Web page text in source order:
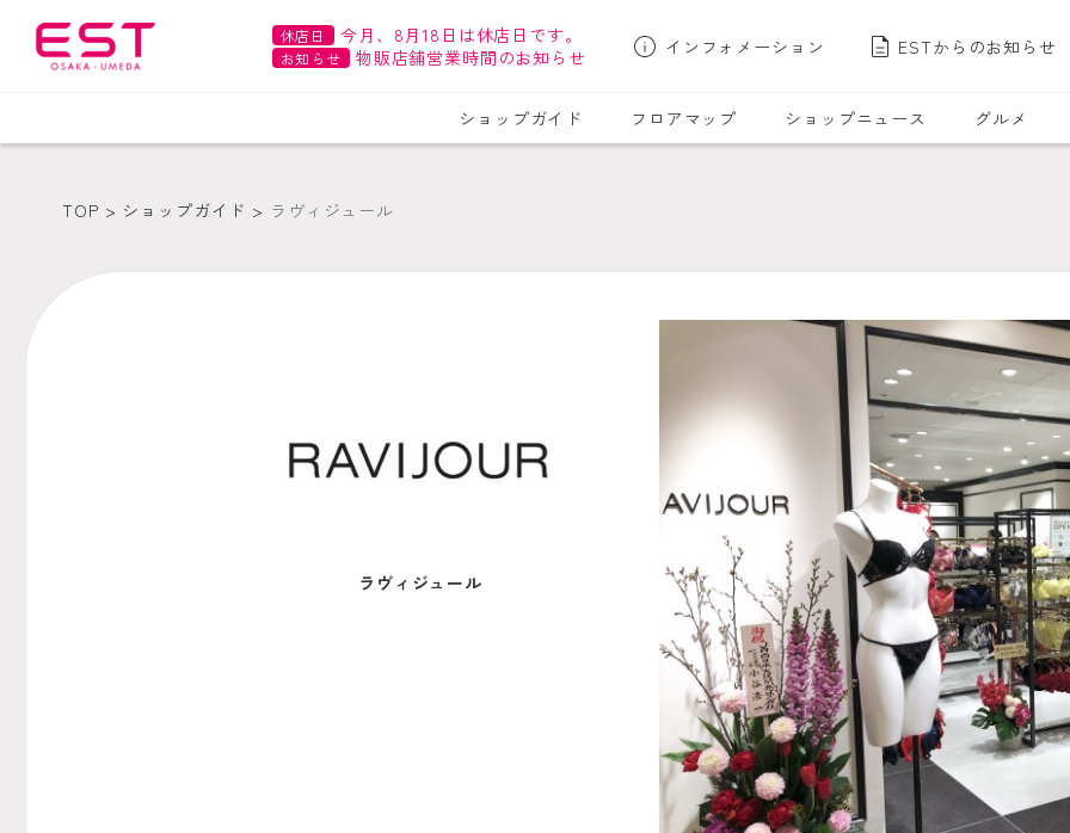
休店日 今月、8月18日は休店日です。
お知らせ 物販店舗営業時間のお知らせ インフォメーション ESTからのお知らせ
ショップガイド フロアマップ ショップニュース グルメ
TOP ショップガイド ラヴィジュール
ラヴィジュール